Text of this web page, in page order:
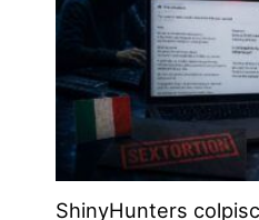
ShinyHunters